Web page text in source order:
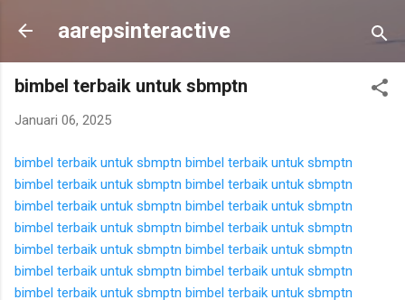
Langsung ke konten utama
aarepsinteractive
bimbel terbaik untuk sbmptn
Januari 06, 2025
bimbel terbaik untuk sbmptn bimbel terbaik untuk sbmptn
bimbel terbaik untuk sbmptn bimbel terbaik untuk sbmptn
bimbel terbaik untuk sbmptn bimbel terbaik untuk sbmptn
bimbel terbaik untuk sbmptn bimbel terbaik untuk sbmptn
bimbel terbaik untuk sbmptn bimbel terbaik untuk sbmptn
bimbel terbaik untuk sbmptn bimbel terbaik untuk sbmptn
bimbel terbaik untuk sbmptn bimbel terbaik untuk sbmptn